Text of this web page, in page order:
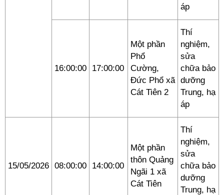
áp
16:00:00 17:00:00
Một phần
Phổ
Cường,
Đức Phổ xã
Cát Tiên 2
Thí
nghiệm,
sửa
chữa bảo
dưỡng
Trung, hạ
áp
15/05/2026 08:00:00 14:00:00
Một phần
thôn Quảng
Ngãi 1 xã
Cát Tiên
Thí
nghiệm,
sửa
chữa bảo
dưỡng
Trung, hạ